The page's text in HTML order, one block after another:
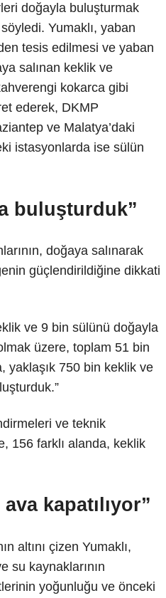
doğayla buluşturmak
Yumaklı, yaban
tesis edilmesi ve yaban
salınan keklik ve
kokarca gibi
ederek, DKMP
ve Malatya’daki
istasyonlarda ise sülün
buluşturduk”
doğaya salınarak
güçlendirildiğine dikkati
ve 9 bin sülünü doğayla
üzere, toplam 51 bin
yaklaşık 750 bin keklik ve
ve teknik
156 farklı alanda, keklik
kapatılıyor”
altını çizen Yumaklı,
su kaynaklarının
yoğunluğu ve önceki